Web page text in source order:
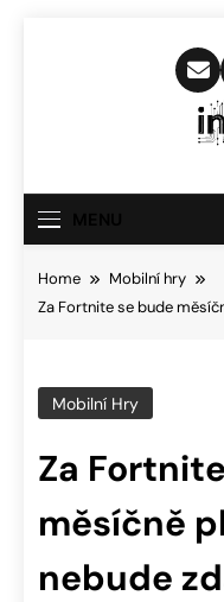
Home
Mobilní hry
Za Fortnite se bude
Mobilní Hry
Za
měsíčně
nebude